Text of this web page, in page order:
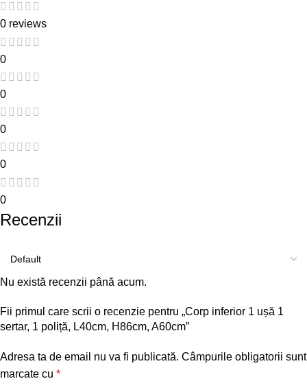
0 reviews
0
0
0
0
0
Recenzii
Nu există recenzii până acum.
Fii primul care scrii o recenzie pentru „Corp inferior 1 ușă 1
sertar, 1 poliță, L40cm, H86cm, A60cm”
Adresa ta de email nu va fi publicată. Câmpurile obligatorii sunt
marcate cu *